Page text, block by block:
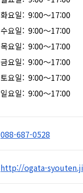
화요일: 9:00～17:00
수요일: 9:00～17:00
목요일: 9:00～17:00
금요일: 9:00～17:00
토요일: 9:00～17:00
일요일: 9:00～17:00
088-687-0528
http://ogata-